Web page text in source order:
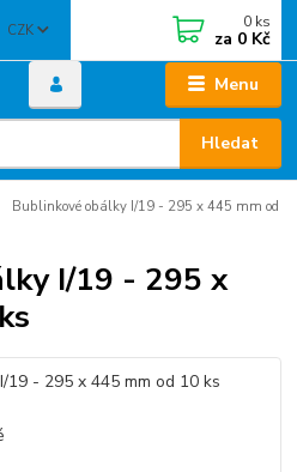
Menu
CZK
Hledat
0 ks
za 0 Kč
Bublinkové obálky I/19 - 295 x 445 mm od
I/19 - 295 x